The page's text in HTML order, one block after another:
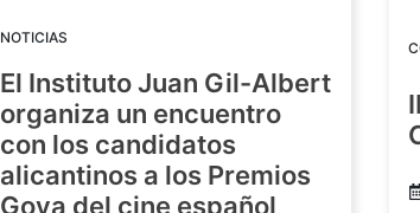
NOTICIAS
El Instituto Juan Gil-Albert
organiza un encuentro
con los candidatos
alicantinos a los Premios
Goya del cine español